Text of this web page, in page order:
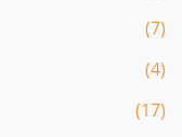
(7)
(4)
(17)